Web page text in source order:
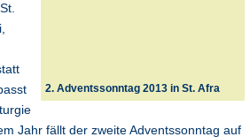
2. Adventssonntag 2013 in St. Afra
Jahr fällt der zweite Adventssonntag auf